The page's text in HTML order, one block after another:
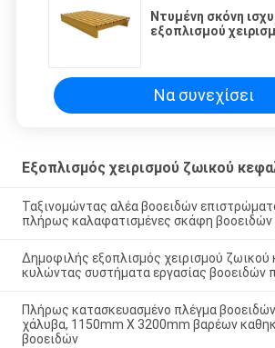
Ντυμένη σκόνη
εξοπλισμού
Να συνεχίσει
Εξοπλισμός χειρισμού ζωικού
Ταξινομώντας αλέα βοοειδών
πλήρως καλαφατισμένες σκάφη βοοειδών
Δημοφιλής εξοπλισμός χειρισμού ζωικού
κυλώντας συστήματα εργασίας βοοειδών
Πλήρως κατασκευασμένο πλέγμα
χάλυβα, 1150mm X 3200mm βαρέων
βοοειδών